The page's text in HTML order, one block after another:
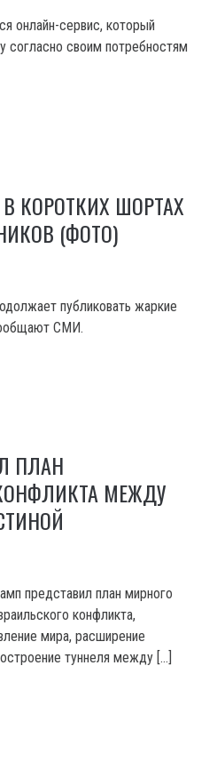
онлайн-сервис, который
согласно своим потребностям
КОРОТКИХ ШОРТАХ
(ФОТО)
публиковать жаркие
СМИ.
ПЛАН
МЕЖДУ
представил план мирного
конфликта,
мира, расширение
туннеля между […]